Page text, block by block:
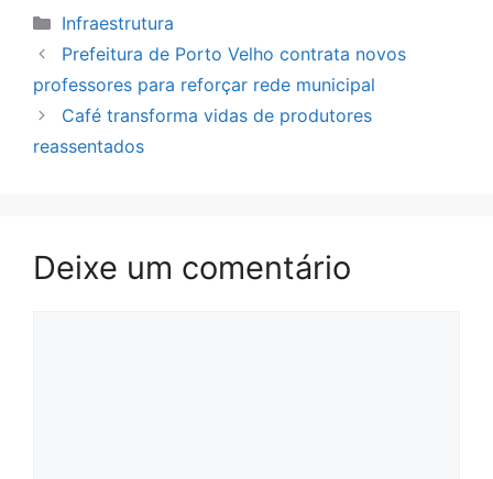
Categorias
Infraestrutura
Prefeitura de Porto Velho contrata novos
professores para reforçar rede municipal
Café transforma vidas de produtores
reassentados
Deixe um comentário